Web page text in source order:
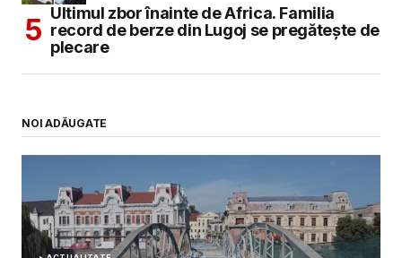
Ultimul zbor înainte de Africa. Familia
record de berze din Lugoj se pregătește de
plecare
NOI ADĂUGATE